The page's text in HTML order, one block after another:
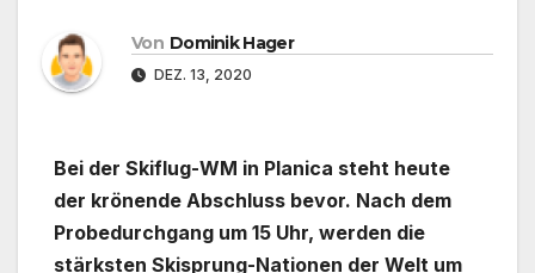
Von Dominik Hager
DEZ. 13, 2020
Bei der Skiflug-WM in Planica steht heute
der krönende Abschluss bevor. Nach dem
Probedurchgang um 15 Uhr, werden die
stärksten Skisprung-Nationen der Welt um